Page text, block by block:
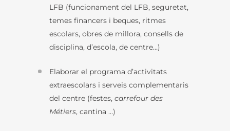
LFB (funcionament del LFB, seguretat,
temes financers i beques, ritmes
escolars, obres de millora, consells de
disciplina, d’escola, de centre…)
Elaborar el programa d’activitats
extraescolars i serveis complementaris
del centre (festes, carrefour des
Métiers, cantina …)